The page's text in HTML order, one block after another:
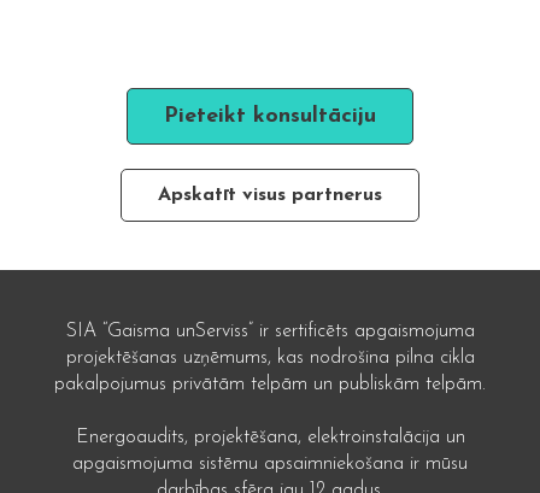
Pieteikt konsultāciju
Apskatīt visus partnerus
SIA “Gaisma unServiss” ir sertificēts apgaismojuma
projektēšanas uzņēmums, kas nodrošina pilna cikla
pakalpojumus privātām telpām un publiskām telpām.
Energoaudits, projektēšana, elektroinstalācija un
apgaismojuma sistēmu apsaimniekošana ir mūsu